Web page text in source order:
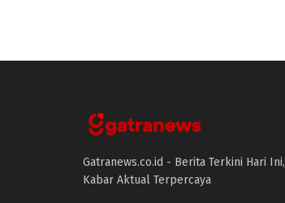
Gatranews.co.id - Berita Terkini Hari Ini,
Kabar Aktual Terpercaya